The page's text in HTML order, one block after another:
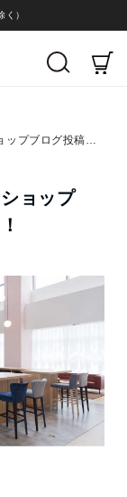
く）
業務用家具アダルオンラインショップブログ投稿開始のお知らせ！！
ョップ